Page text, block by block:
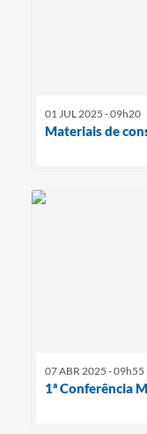
01 JUL 2025 - 09h20
Materiais de
07 ABR 2025 - 09h55
1ª Conferência